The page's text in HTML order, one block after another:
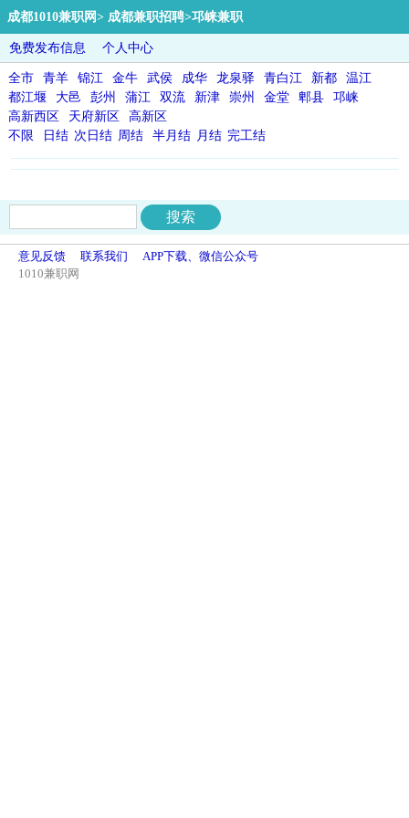
成都1010兼职网> 成都兼职招聘>邛崃兼职
免费发布信息 个人中心
全市 青羊 锦江 金牛 武侯 成华 龙泉驿 青白江 新都
温江
都江堰
大邑 彭州 蒲江 双流 新津 崇州 金堂 郫县
邛崃
高新西区
天府新区
高新区
不限
日结 次日结 周结 半月结 月结 完工结
意见反馈 联系我们
APP下载、微信公众号
1010兼职网